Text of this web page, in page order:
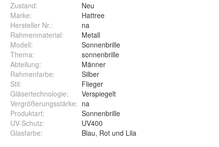
Zustand:
Neu
Marke:
Hattree
Hersteller Nr.:
na
Rahmenmaterial:
Metall
Modell:
Sonnenbrille
Thema:
sonnenbrille
Abteilung:
Männer
Rahmenfarbe:
Silber
Stil:
Flieger
Gläsertechnologie:
Verspiegelt
Vergrößerungsstärke: na
Produktart:
Sonnenbrille
UV-Schutz:
UV400
Glasfarbe: Blau, Rot und Lila